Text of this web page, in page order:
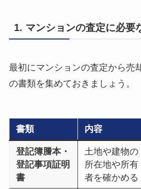
1. マンションの査定に必要
最初にマンションの査定から売
の書類を集めておきましょう。
書類 内容
登記簿謄本・
登記事項証明
書
土地や建物の
所在地や所有
者を確かめる